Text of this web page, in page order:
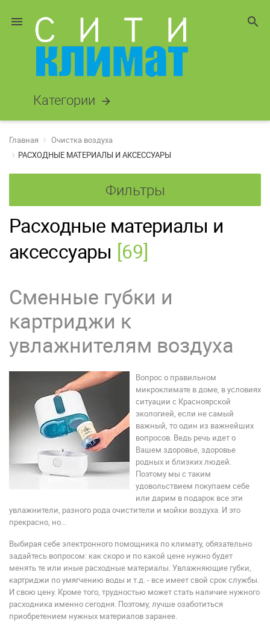
menu search
Категории arrow_forward
Главная
Очистка воздуха
РАСХОДНЫЕ МАТЕРИАЛЫ И АКСЕССУАРЫ
Фильтры
Расходные материалы и
аксессуары [69]
Сменные губки и
картриджи к
увлажнителям воздуха
Вопрос о правильном
микроклимате в доме, в условиях
ситуации с Красноярской
экологией, если не самый
важный, то один из важнейших
вопросов. Ведь речь идет о
Вашем здоровье, здоровье
родных и близких людей.
Поэтому мы с таким
удовольствием покупаем себе
или дарим в подарок все эти
увлажнители, разного рода очистители и мойки воздуха. И это
прекрасно, но...
Выбирая себе электронного помощника по климату, обязательно
задайтесь вопросом: как скоро и по какой цене нужно будет
менять те или иные расходные материалы. Увлажняющие губки,
картриджи по умягчению воды и т.д. - все имеет свой срок службы.
И свою цену. Кроме того, трудностью может стать наличие нужного
расходника именно сегодня. Поэтому, лучше озаботиться
приобретением нужных материалов заранее.